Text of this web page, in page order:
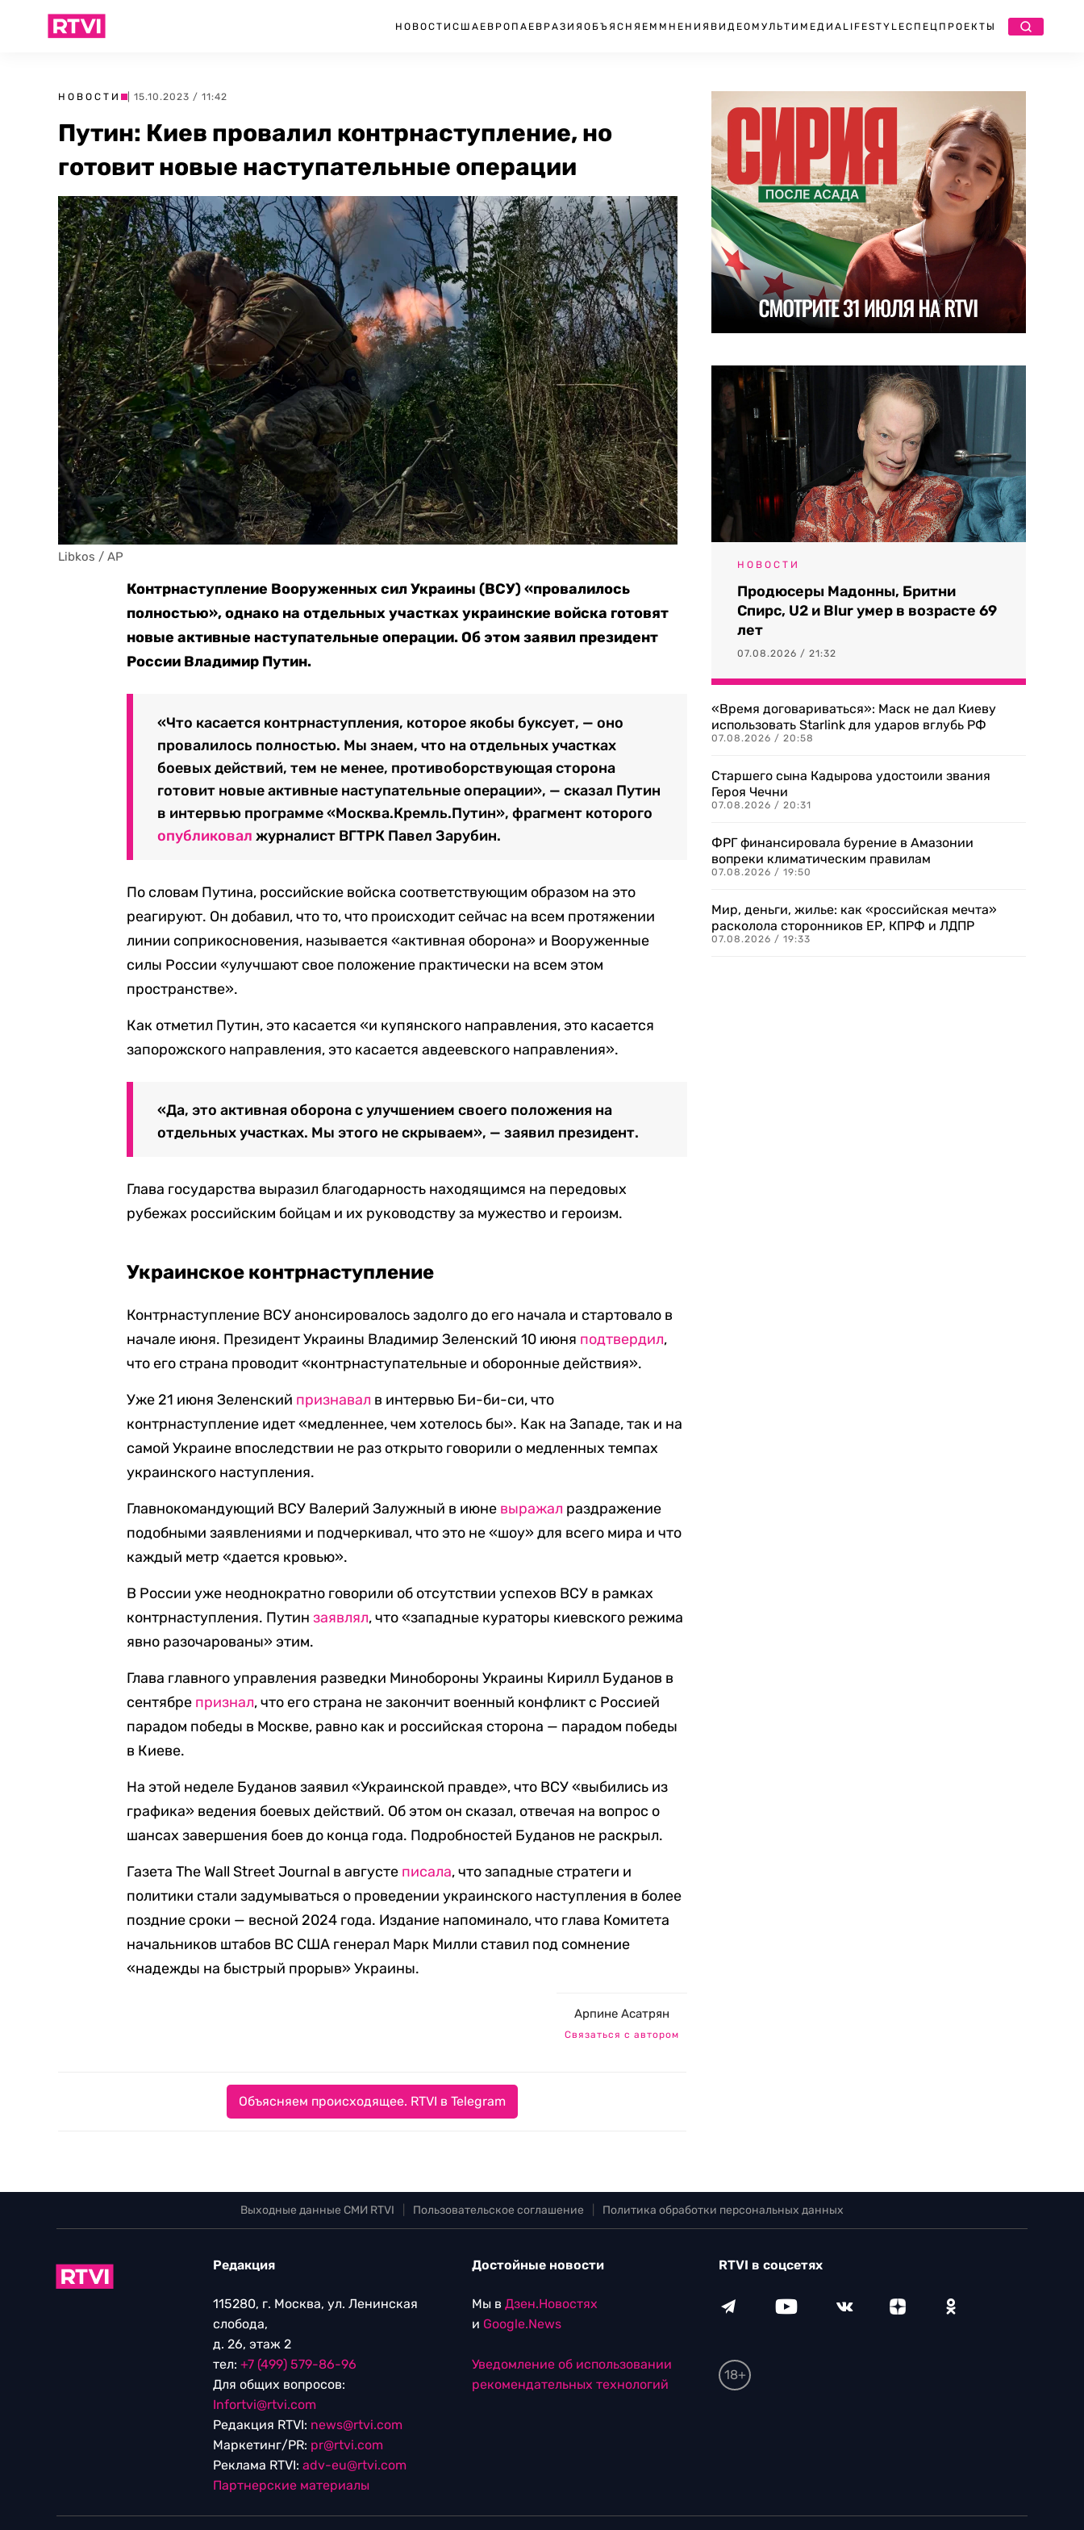
НОВОСТИ США ЕВРОПА ЕВРАЗИЯ ОБЪЯСНЯЕМ МНЕНИЯ ВИДЕО МУЛЬТИМЕДИА LIFESTYLEСПЕЦПРОЕКТЫ
НОВОСТИ | 15.10.2023 / 11:42
Путин: Киев провалил контрнаступление, но
готовит новые наступательные операции
Libkos / AP
Контрнаступление Вооруженных сил Украины (ВСУ) «провалилось
полностью», однако на отдельных участках украинские войска готовят
новые активные наступательные операции. Об этом заявил президент
России Владимир Путин.
«Что касается контрнаступления, которое якобы буксует, — оно
провалилось полностью. Мы знаем, что на отдельных участках
боевых действий, тем не менее, противоборствующая сторона
готовит новые активные наступательные операции», — сказал Путин
в интервью программе «Москва.Кремль.Путин», фрагмент которого
опубликовал журналист ВГТРК Павел Зарубин.
По словам Путина, российские войска соответствующим образом на это
реагируют. Он добавил, что то, что происходит сейчас на всем протяжении
линии соприкосновения, называется «активная оборона» и Вооруженные
силы России «улучшают свое положение практически на всем этом
пространстве».
Как отметил Путин, это касается «и купянского направления, это касается
запорожского направления, это касается авдеевского направления».
«Да, это активная оборона с улучшением своего положения на
отдельных участках. Мы этого не скрываем», — заявил президент.
Глава государства выразил благодарность находящимся на передовых
рубежах российским бойцам и их руководству за мужество и героизм.
Украинское контрнаступление
Контрнаступление ВСУ анонсировалось задолго до его начала и стартовало в
начале июня. Президент Украины Владимир Зеленский 10 июня подтвердил,
что его страна проводит «контрнаступательные и оборонные действия».
Уже 21 июня Зеленский признавал в интервью Би-би-си, что
контрнаступление идет «медленнее, чем хотелось бы». Как на Западе, так и на
самой Украине впоследствии не раз открыто говорили о медленных темпах
украинского наступления.
Главнокомандующий ВСУ Валерий Залужный в июне выражал раздражение
подобными заявлениями и подчеркивал, что это не «шоу» для всего мира и что
каждый метр «дается кровью».
В России уже неоднократно говорили об отсутствии успехов ВСУ в рамках
контрнаступления. Путинзаявлял, что «западные кураторы киевского режима
явно разочарованы» этим.
Глава главного управления разведки Минобороны Украины Кирилл Буданов в
сентябре признал, что его страна не закончит военный конфликт с Россией
парадом победы в Москве, равно как и российская сторона — парадом победы
в Киеве.
На этой неделе Буданов заявил «Украинской правде», что ВСУ «выбились из
графика» ведения боевых действий. Об этом он сказал, отвечая на вопрос о
шансах завершения боев до конца года. Подробностей Буданов не раскрыл.
Газета The Wall Street Journal в августе писала, что западные стратеги и
политики стали задумываться о проведении украинского наступления в более
поздние сроки — весной 2024 года. Издание напоминало, что глава Комитета
начальников штабов ВС США генерал Марк Милли ставил под сомнение
«надежды на быстрый прорыв» Украины.
Арпине Асатрян
Связаться с автором
Объясняем происходящее. RTVI в Telegram
НОВОСТИ
Продюсеры Мадонны, Бритни
Спирс, U2 и Blur умер в возрасте 69
лет
07.08.2026 / 21:32
«Время договариваться»: Маск не дал Киеву
использовать Starlink для ударов вглубь РФ
07.08.2026 / 20:58
Старшего сына Кадырова удостоили звания
Героя Чечни
07.08.2026 / 20:31
ФРГ финансировала бурение в Амазонии
вопреки климатическим правилам
07.08.2026 / 19:50
Мир, деньги, жилье: как «российская мечта»
расколола сторонников ЕР, КПРФ и ЛДПР
07.08.2026 / 19:33
Выходные данные СМИ RTVI Пользовательское соглашение Политика обработки персональных данных
Редакция
115280, г. Москва, ул. Ленинская
слобода,
д. 26, этаж 2
тел: +7 (499) 579-86-96
Для общих вопросов:
Infortvi@rtvi.com
Редакция RTVI: news@rtvi.com
Маркетинг/PR: pr@rtvi.com
Реклама RTVI: adv-eu@rtvi.com
Партнерские материалы
Достойные новости
Мы в Дзен.Новостях
и Google.News
Уведомление об использовании
рекомендательных технологий
RTVI в соцсетях
18+